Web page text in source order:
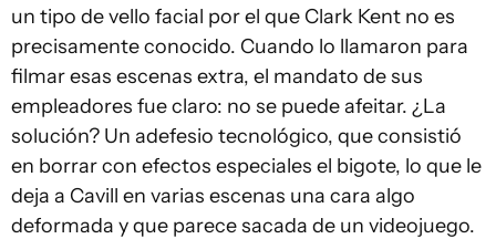
un tipo de vello facial por el que Clark Kent no es
precisamente conocido. Cuando lo llamaron para
filmar esas escenas extra, el mandato de sus
empleadores fue claro: no se puede afeitar. ¿La
solución? Un adefesio tecnológico, que consistió
en borrar con efectos especiales el bigote, lo que le
deja a Cavill en varias escenas una cara algo
deformada y que parece sacada de un videojuego.